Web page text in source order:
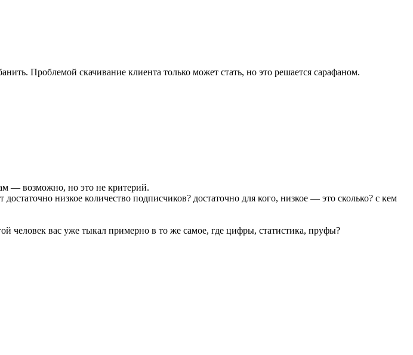
Проблемой скачивание клиента только может стать, но это решается сарафаном.
— возможно, но это не критерий.
низкое количество подписчиков? достаточно для кого, низкое — это сколько? с кем
человек вас уже тыкал примерно в то же самое, где цифры, статистика, пруфы?